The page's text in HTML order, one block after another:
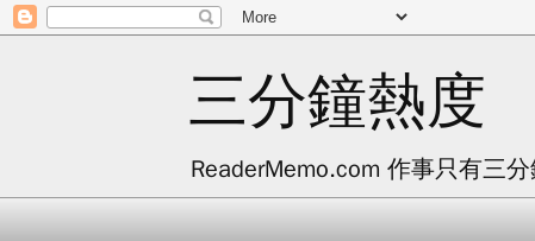
三分鐘熱度
ReaderMemo.com 作事只有三